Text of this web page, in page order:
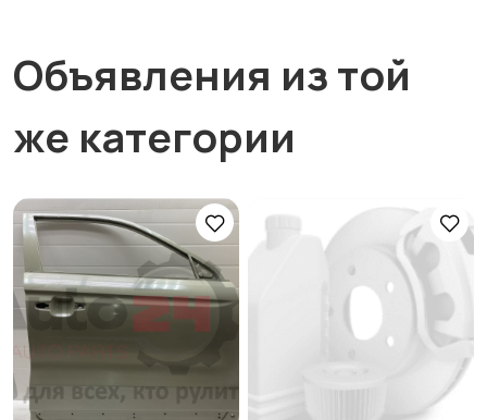
Объявления из той
же категории